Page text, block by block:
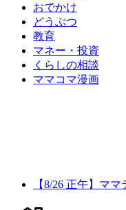
おでかけ
どうぶつ
教育
マネー・投資
くらしの相談
ママコマ漫画
【8/26 正午】マ